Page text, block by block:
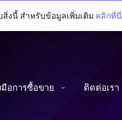
มือการซื้อขาย ติดต่อเรา
งนี้ สำหรับข้อมูลเพิ่มเติม คลิกที่นี่